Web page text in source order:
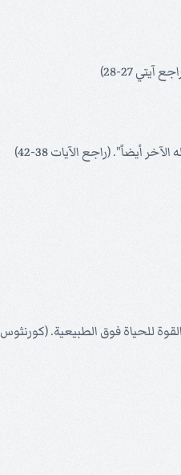
27-28)
أيضاً". (راجع الآيات 38-42)
فوق الطبيعية. (كورنثوس1 6: 19،